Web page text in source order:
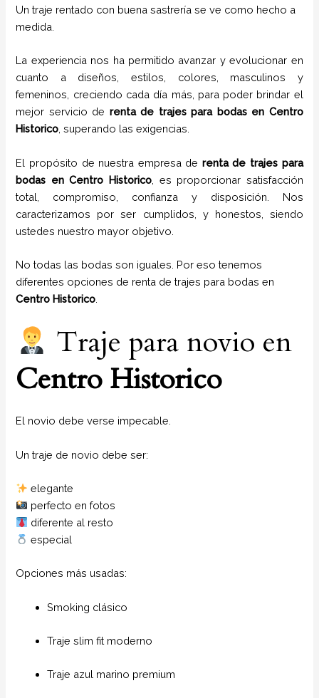
Un traje rentado con buena sastrería se ve como hecho a
medida.
La experiencia nos ha permitido avanzar y evolucionar en
cuanto a diseños, estilos, colores, masculinos y
femeninos, creciendo cada día más, para poder brindar el
mejor servicio de renta de trajes para bodas en Centro
Historico , superando las exigencias.
El propósito de nuestra empresa de renta de trajes para
bodas enCentro Historico , es proporcionar satisfacción
total, compromiso, confianza y disposición. Nos
caracterizamos por ser cumplidos, y honestos, siendo
ustedes nuestro mayor objetivo.
No todas las bodas son iguales. Por eso tenemos
diferentes opciones de renta de trajes para bodas en
Centro Historico
Traje para novio en
Centro Historico
El novio debe verse impecable.
Un traje de novio debe ser:
elegante
perfecto en fotos
diferente al resto
especial
Opciones más usadas:
Smoking clásico
Traje slim fit moderno
Traje azul marino premium